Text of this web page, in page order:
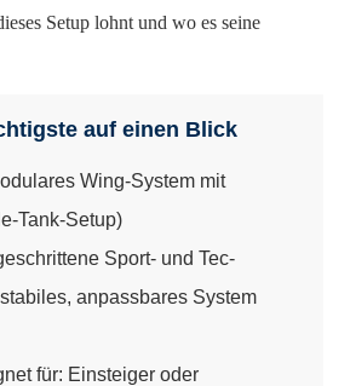
Setup lohnt und wo es seine
auf einen Blick
Wing-System mit
Tank-Setup)
Sport- und Tec-
anpassbares System
für: Einsteiger oder